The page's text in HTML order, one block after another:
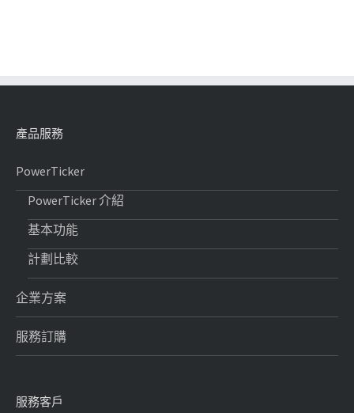
產品服務
PowerTicker
PowerTicker 介紹
基本功能
計劃比較
企業方案
服務訂購
服務客戶